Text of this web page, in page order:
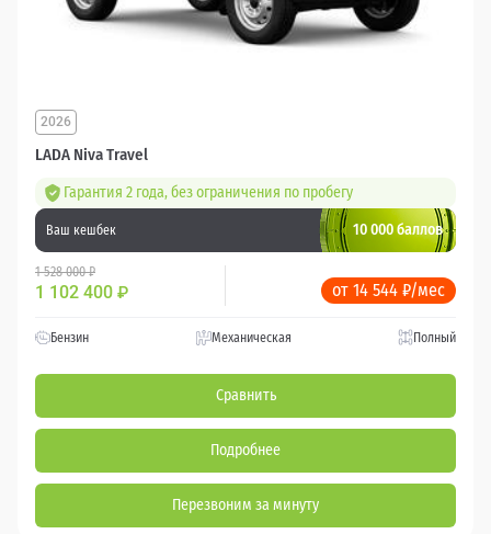
LADA Niva Travel
2026
Гарантия 2 года, без ограничения по пробегу
Ваш кешбек 10 000 баллов
1 528 000 ₽
1 102 400 ₽ от 14 544 ₽/мес
Бензин Механическая Полный
Сравнить
Подробнее
Перезвоним за минуту